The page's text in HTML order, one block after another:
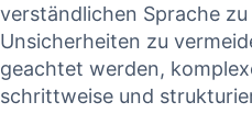
verständlichen Sprache⁣
Unsicherheiten zu
geachtet werden,
schrittweise und